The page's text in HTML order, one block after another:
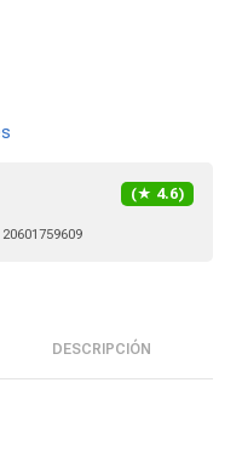
(★ 4.6)
20601759609
DESCRIPCIÓN